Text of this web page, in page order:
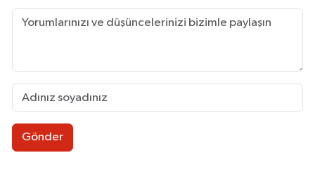
Gönder